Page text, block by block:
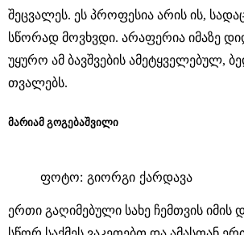
შეცვალეს. ეს პროფესია არის ის,
სწორად მოვხვდი. არაფერია იმაზე
უყურო ამ ბავშვების ამეტყველებულ,
თვალებს.
მარიამ გოგებაშვილი
ფოტო: გიორგი ქარდავა
ერთი გაღიმებული სახე ჩემთვის იმის